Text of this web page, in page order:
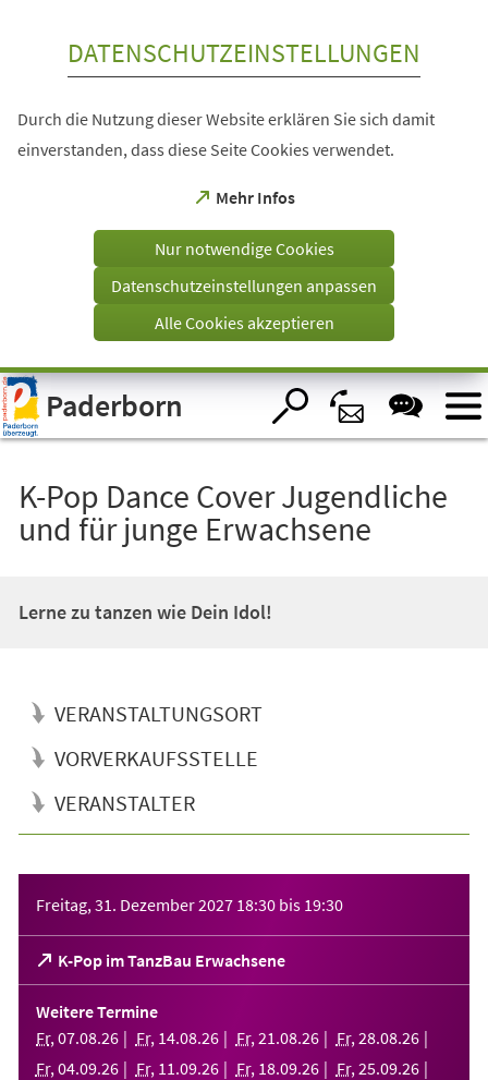
Visuelle
Assistenzsoftware
öffnen.
DATENSCHUTZEINSTELLUNGEN
Durch die Nutzung dieser Website erklären Sie sich damit
einverstanden, dass diese Seite Cookies verwendet.
Mehr Infos
(Öffnet
einem
Tab)
Nur notwendige Cookies
Datenschutzeinstellungen anpassen
Alle Cookies akzeptieren
Paderborn
K-Pop Dance Cover Jugendliche
und für junge Erwachsene
Lerne zu tanzen wie Dein Idol!
VERANSTALTUNGSORT
VORVERKAUFSSTELLE
VERANSTALTER
Freitag, 31. Dezember 2027 18:30 bis 19:30
K-Pop im TanzBau Erwachsene
(Öffnet
in
einem
neuen
Tab)
Weitere Termine
Fr, 07.08.26 Fr, 14.08.26 Fr, 21 .08.26 Fr, 28.08.26
Fr, 04.09.26 Fr, 11 .09.26 Fr, 18.09.26 Fr, 25.09.26